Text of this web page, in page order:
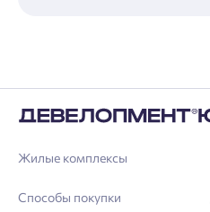
Жилые комплексы
Способы покупки